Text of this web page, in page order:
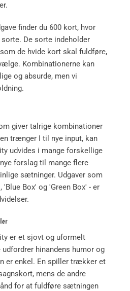
finder du 600 kort, hvor
De sorte indeholder
de hvide kort skal fuldføre,
Kombinationerne kan
og absurde, men vi
giver talrige kombinationer
trænger I til nye input, kan
udvides i mange forskellige
forslag til mange flere
sætninger. Udgaver som
'Blue Box' og 'Green Box' - er
er et sjovt og uformelt
udfordrer hinandens humor og
er enkel. En spiller trækker et
mens de andre
for at fuldføre sætningen